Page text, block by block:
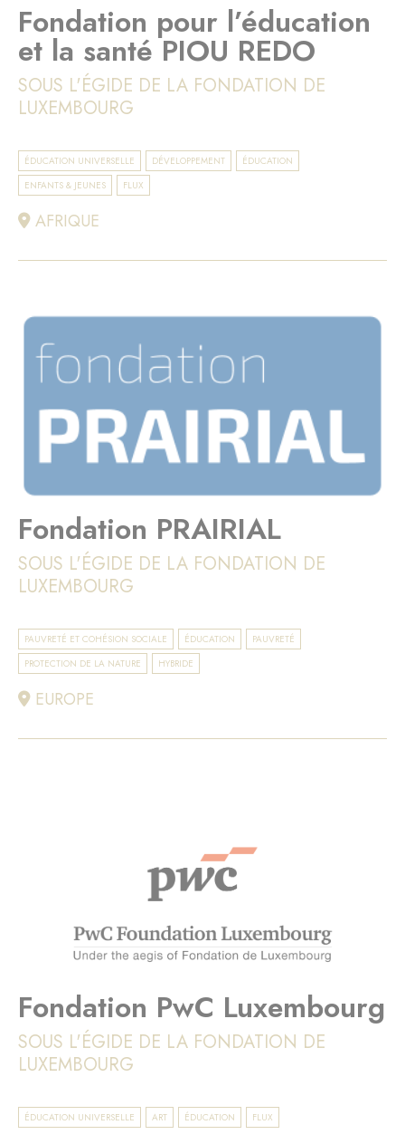
Fondation pour l’éducation
et la santé PIOU REDO
SOUS L'ÉGIDE DE LA FONDATION DE
LUXEMBOURG
ÉDUCATION UNIVERSELLE DÉVELOPPEMENT
ÉDUCATION
ENFANTS & JEUNES
FLUX
AFRIQUE
Fondation PRAIRIAL
SOUS L'ÉGIDE DE LA FONDATION DE
LUXEMBOURG
PAUVRETÉ ET COHÉSION SOCIALE ÉDUCATION
PAUVRETÉ
PROTECTION DE LA NATURE
HYBRIDE
EUROPE
Fondation PwC Luxembourg
SOUS L'ÉGIDE DE LA FONDATION DE
LUXEMBOURG
ÉDUCATION UNIVERSELLE ART ÉDUCATION FLUX